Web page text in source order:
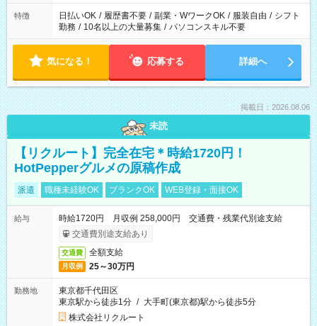
特徴 日払いOK / 履歴書不要 / 副業・WワークOK / 服装自由 / シフト
勤務 / 10名以上の大量募集 / パソコンスキル不要
気になる！ 応募する 詳細へ
掲載日：2026.08.06
未読
【リクルート】完全在宅＊時給1720円！
HotPepperグルメの原稿作成
派遣 職種未経験OK ブランクOK WEB登録・面接OK
給与
時給1720円 月収例 258,000円 交通費・残業代別途支給
交通費別途支給あり
交通費 全額支給
月収例 25～30万円
勤務地
東京都千代田区
東京駅から徒歩1分 / 大手町(東京都)駅から徒歩5分
株式会社リクルート